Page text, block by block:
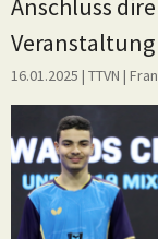
Anschluss
16.01.2025 | TTVN |